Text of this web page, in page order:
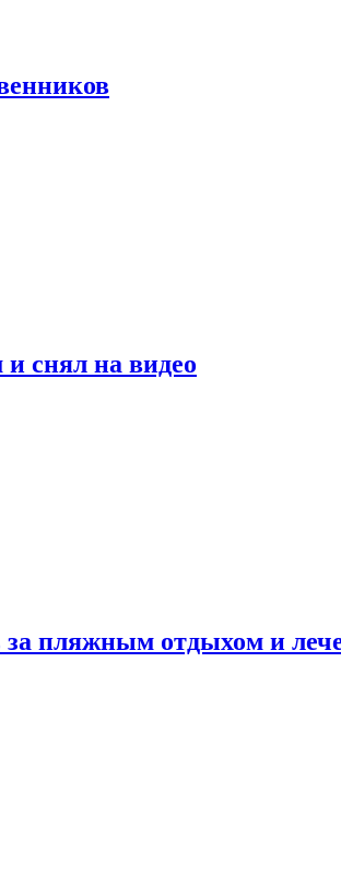
снял на видео
за пляжным отдыхом и